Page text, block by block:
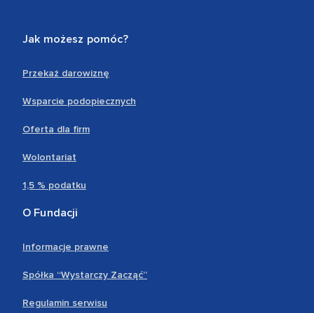
Jak możesz pomóc?
Przekaż darowiznę
Wsparcie podopiecznych
Oferta dla firm
Wolontariat
1,5 % podatku
O Fundacji
Informacje prawne
Spółka “Wystarczy Zacząć”
Regulamin serwisu